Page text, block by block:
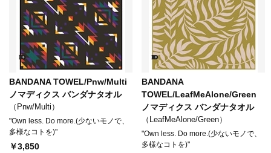
BANDANA TOWEL/Pnw/Multi
ノマディクス バンダナタオル
（Pnw/Multi）
"Own less. Do more.(少ないモノで、
多様なコトを)"
￥3,850
BANDANA
TOWEL/LeafMeAlone/Green
ノマディクス バンダナタオル
（LeafMeAlone/Green）
"Own less. Do more.(少ないモノで、
多様なコトを)"